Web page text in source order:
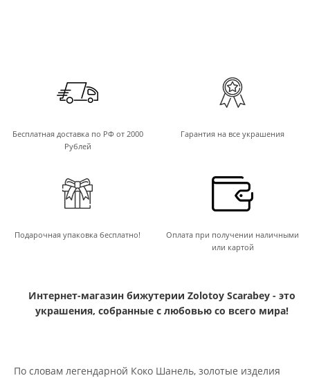
Бесплатная доставка по РФ от 2000
Рублей
Гарантия на все украшения
Подарочная упаковка бесплатно!
Оплата при получении наличными
или картой
Интернет-магазин бижутерии Zolotoy Scarabey - это
украшения, собранные с любовью со всего мира!
По словам легендарной Коко Шанель, золотые изделия